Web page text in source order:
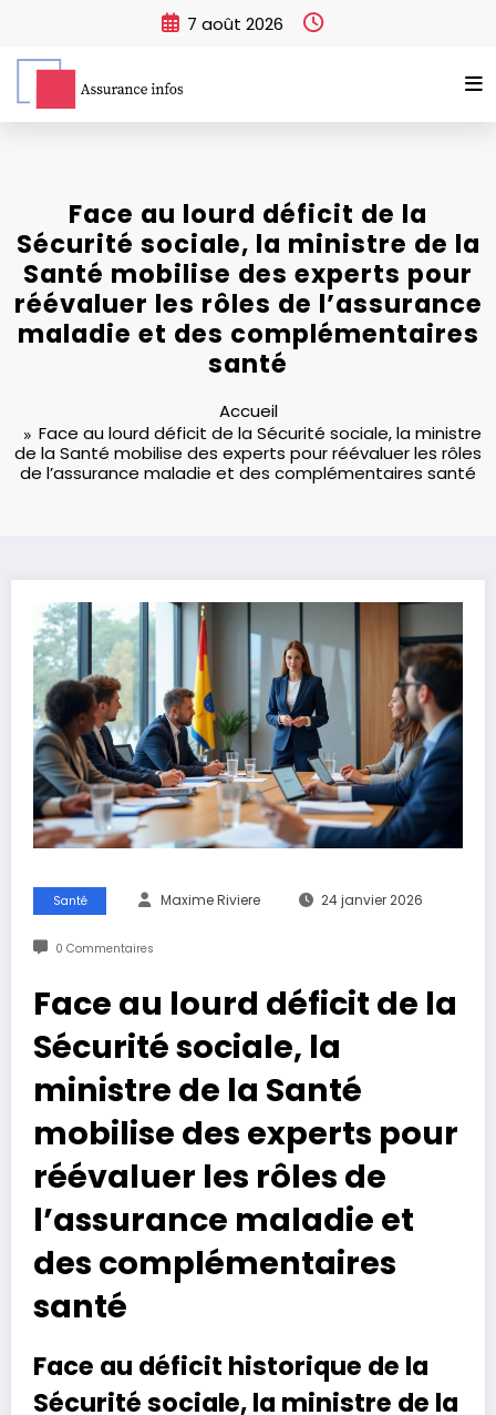
7 août 2026
Face au lourd déficit de la
Sécurité sociale, la ministre de la
Santé mobilise des experts pour
réévaluer les rôles de l’assurance
maladie et des complémentaires
santé
Accueil
Face au lourd déficit de la Sécurité sociale, la ministre
de la Santé mobilise des experts pour réévaluer les rôles
de l’assurance maladie et des complémentaires santé
Santé Maxime Riviere 24 janvier 2026
0 Commentaires
Face au lourd déficit de la
Sécurité sociale, la
ministre de la Santé
mobilise des experts pour
réévaluer les rôles de
l’assurance maladie et
des complémentaires
santé
Face au déficit historique de la
Sécurité sociale, la ministre de la